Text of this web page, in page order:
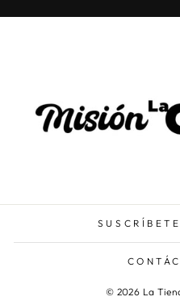
© 2026 La